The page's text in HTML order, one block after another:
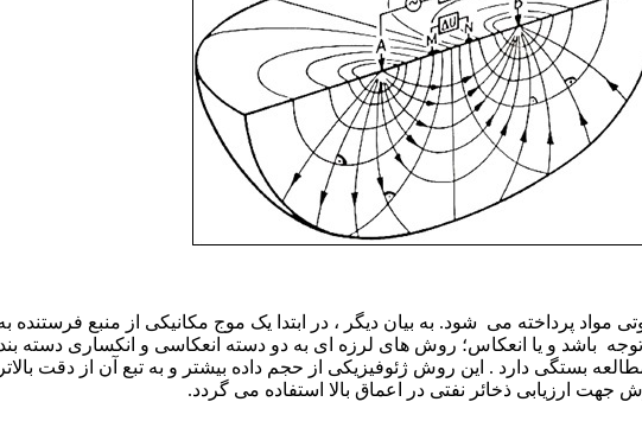
پرداخته می شود. به بیان دیگر ، در ابتدا یک موج مکانیکی از منبع
توجه باشد و یا انعکاس؛ روش های لرزه ای به دو دسته انعکاسی و انکساری
بستگی دارد . این روش ژئوفیزیکی از حجم داده بیشتر و به تبع آن از دقت
ارزیابی ذخائر نفتی در اعماق بالا استفاده می گردد.